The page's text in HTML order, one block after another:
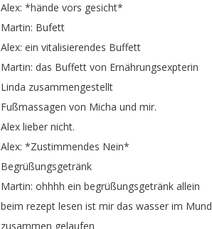
Alex: *hände vors gesicht*
Martin: Bufett
Alex: ein vitalisierendes Buffett
Martin: das Buffett von Ernährungsexpterin
Linda zusammengestellt
Fußmassagen von Micha und mir.
Alex lieber nicht.
Alex: *Zustimmendes Nein*
Begrüßungsgetränk
Martin: ohhhh ein begrüßungsgetränk allein
beim rezept lesen ist mir das wasser im Mund
zusammen gelaufen